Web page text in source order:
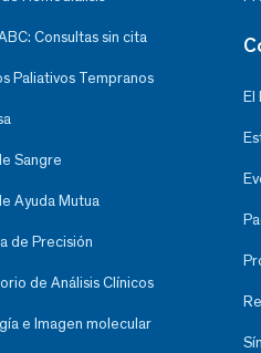
Consultas sin cita
Paliativos Tempranos
Sangre
Ayuda Mutua
de Precisión
de Análisis Clínicos
e Imagen molecular
El